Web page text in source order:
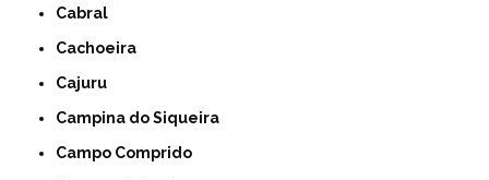
Cabral
Cachoeira
Cajuru
Campina do Siqueira
Campo Comprido